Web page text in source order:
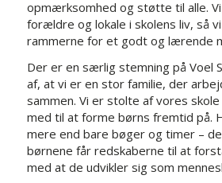
opmærksomhed og støtte til alle.
forældre og lokale i skolens liv, så
rammerne for et godt og lærende
Der er en særlig stemning på Voel
af, at vi er en stor familie, der
sammen. Vi er stolte af vores
med til at forme børns fremtid på.
mere end bare bøger og timer –
børnene får redskaberne til at
med at de udvikler sig som